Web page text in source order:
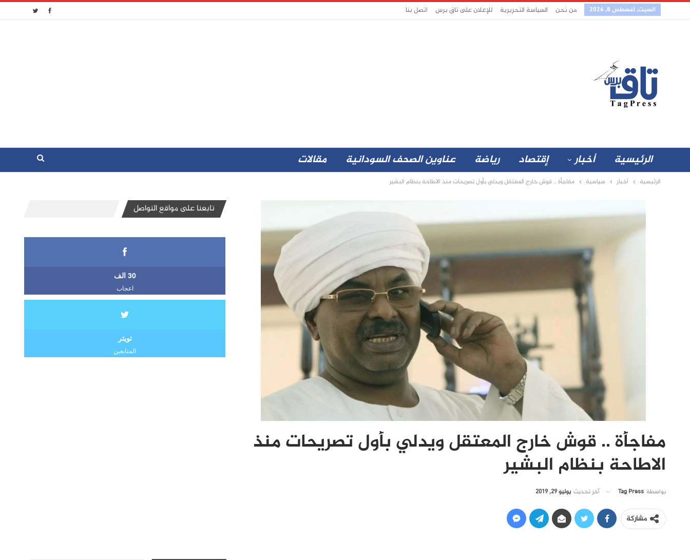
السبت, أغسطس 8, 2026 من نحن السياسة التحريرية للإعلان على تاق برس اتصل بنا
الرئيسية أخبار إقتصاد رياضة عناوين الصحف السودانية مقالات
الرئيسية أخبار سياسية مفاجأة .. قوش خارج المعتقل ويدلي بأول تصريحات منذ الاطاحة بنظام البشير
مفاجأة .. قوش خارج المعتقل ويدلي بأول تصريحات منذ
الاطاحة بنظام البشير
بواسطة Tag Press آخر تحديث يوليو 29, 2019
مشاركة
تابعنا على مواقع التواصل
30 الف
اعجاب
تويتر
المتابعين